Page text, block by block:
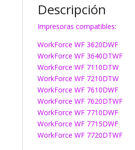
Descripción
Impresoras compatibles:
WorkForce WF 3620DWF
WorkForce WF 3640DTWF
WorkForce WF 7110DTW
WorkForce WF 7210DTW
WorkForce WF 7610DWF
WorkForce WF 7620DTWF
WorkForce WF 7710DWF
WorkForce WF 7715DWF
WorkForce WF 7720DTWF